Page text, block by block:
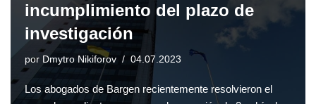
incumplimiento del plazo de
investigación
por Dmytro Nikiforov 04.07.2023
Los abogados de Bargen recientemente resolvieron el